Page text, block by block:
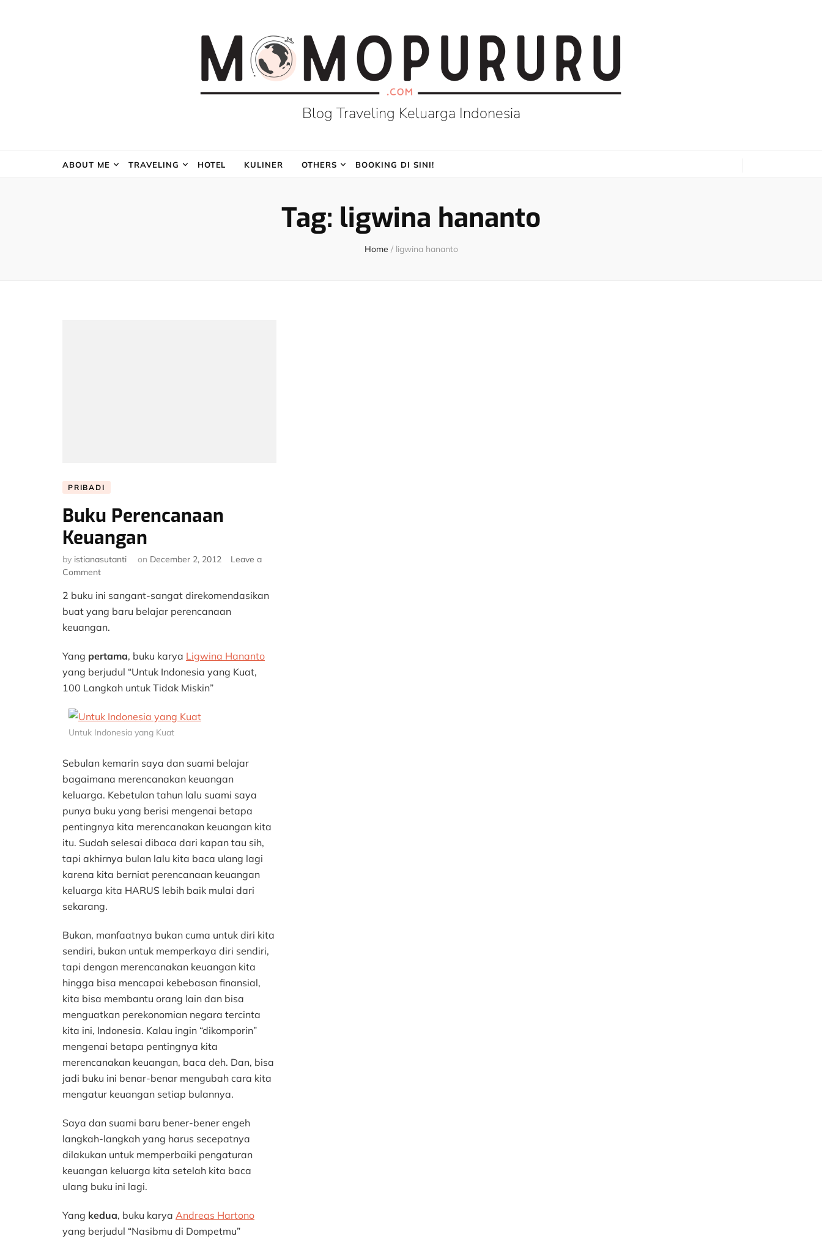
Blog Traveling Keluarga Indonesia
ABOUT ME TRAVELING HOTEL KULINER OTHERS BOOKING DI SINI!
Tag: ligwina hananto
Home / ligwina hananto
PRIBADI
Buku Perencanaan
Keuangan
by istianasutanti on December 2, 2012
Leave a
Commenton
Perencanaan
Keuangan
2 buku ini sangant-sangat direkomendasikan
buat yang baru belajar perencanaan
keuangan.
Yang pertama, buku karya Ligwina Hananto
yang berjudul “Untuk Indonesia yang Kuat,
100 Langkah untuk Tidak Miskin”
Untuk Indonesia yang Kuat
Sebulan kemarin saya dan suami belajar
bagaimana merencanakan keuangan
keluarga. Kebetulan tahun lalu suami saya
punya buku yang berisi mengenai betapa
pentingnya kita merencanakan keuangan kita
itu. Sudah selesai dibaca dari kapan tau sih,
tapi akhirnya bulan lalu kita baca ulang lagi
karena kita berniat perencanaan keuangan
keluarga kita HARUS lebih baik mulai dari
sekarang.
Bukan, manfaatnya bukan cuma untuk diri kita
sendiri, bukan untuk memperkaya diri sendiri,
tapi dengan merencanakan keuangan kita
hingga bisa mencapai kebebasan finansial,
kita bisa membantu orang lain dan bisa
menguatkan perekonomian negara tercinta
kita ini, Indonesia. Kalau ingin “dikomporin”
mengenai betapa pentingnya kita
merencanakan keuangan, baca deh. Dan, bisa
jadi buku ini benar-benar mengubah cara kita
mengatur keuangan setiap bulannya.
Saya dan suami baru bener-bener engeh
langkah-langkah yang harus secepatnya
dilakukan untuk memperbaiki pengaturan
keuangan keluarga kita setelah kita baca
ulang buku ini lagi.
Yang kedua, buku karya Andreas Hartono
yang berjudul “Nasibmu di Dompetmu”